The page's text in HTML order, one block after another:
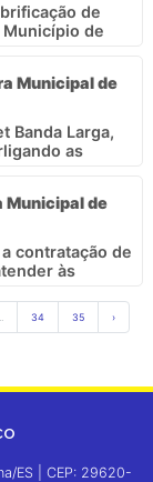
de
de
Municipal de
Banda Larga,
as
Municipal de
contratação de
às
34 35 ›
ES | CEP: 29620-